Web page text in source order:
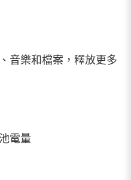
音樂和檔案，釋放更多
電量